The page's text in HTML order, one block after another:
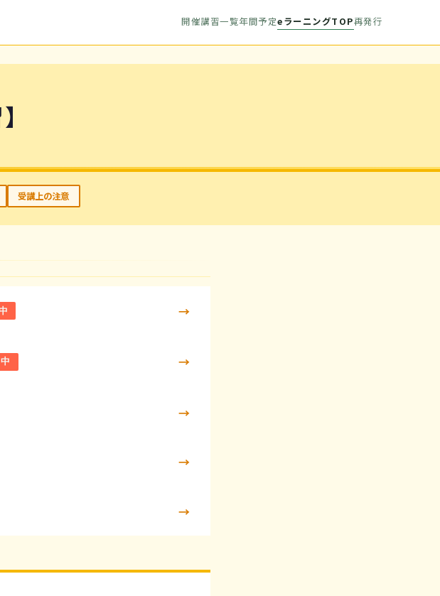
開催講習一覧年間予定eラーニングTOP再発行
受講上の注意
→
→
→
→
→